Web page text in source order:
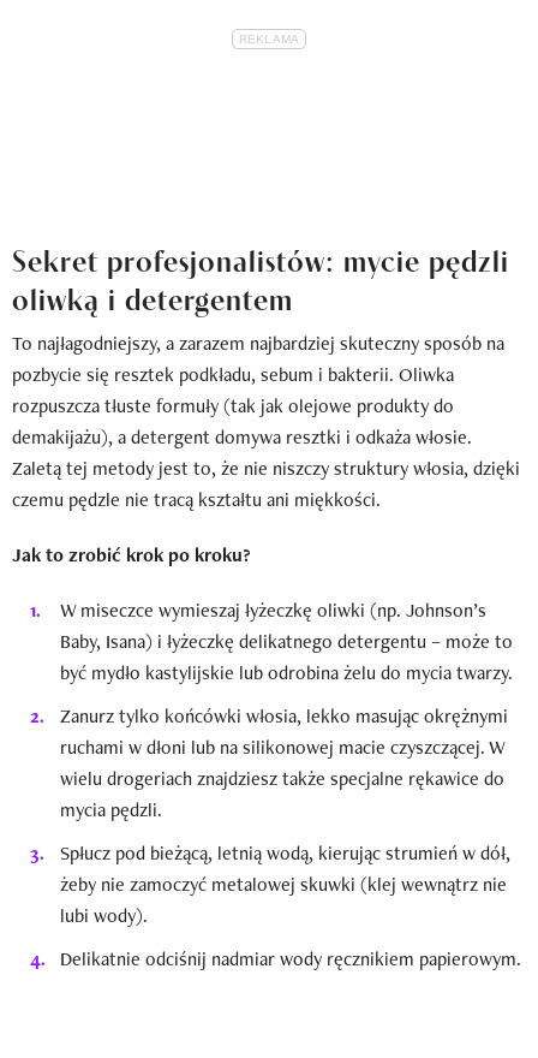
Sekret profesjonalistów: mycie pędzli
oliwką i detergentem
To najłagodniejszy, a zarazem najbardziej skuteczny sposób na
pozbycie się resztek podkładu, sebum i bakterii. Oliwka
rozpuszcza tłuste formuły (tak jak olejowe produkty do
demakijażu), a detergent domywa resztki i odkaża włosie.
Zaletą tej metody jest to, że nie niszczy struktury włosia, dzięki
czemu pędzle nie tracą kształtu ani miękkości.
Jak to zrobić krok po kroku?
W miseczce wymieszaj łyżeczkę oliwki (np. Johnson’s
Baby, Isana) i łyżeczkę delikatnego detergentu – może to
być mydło kastylijskie lub odrobina żelu do mycia twarzy.
Zanurz tylko końcówki włosia, lekko masując okrężnymi
ruchami w dłoni lub na silikonowej macie czyszczącej. W
wielu drogeriach znajdziesz także specjalne rękawice do
mycia pędzli.
Spłucz pod bieżącą, letnią wodą, kierując strumień w dół,
żeby nie zamoczyć metalowej skuwki (klej wewnątrz nie
lubi wody).
Delikatnie odciśnij nadmiar wody ręcznikiem papierowym.